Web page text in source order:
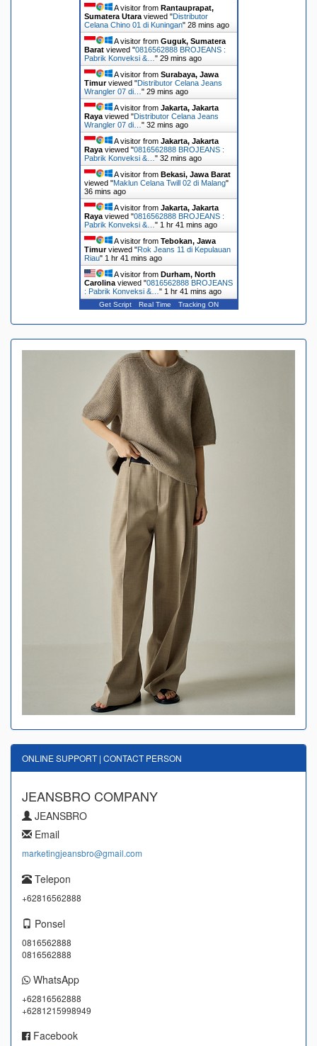
A visitor from Rantauprapat,
Sumatera Utaraviewed "Distributor
Celana Chino 01 di Kuningan" 28 mins ago
A visitor from Guguk, Sumatera
Baratviewed "0816562888 BROJEANS :
Pabrik Konveksi &… " 29 mins ago
A visitor from Surabaya, Jawa
Timurviewed "Distributor Celana Jeans
Wrangler 07 di… " 29 mins ago
A visitor from Jakarta, Jakarta
Rayaviewed "Distributor Celana Jeans
Wrangler 07 di… " 32 mins ago
A visitor from Jakarta, Jakarta
Rayaviewed "0816562888 BROJEANS :
Pabrik Konveksi &… " 32 mins ago
A visitor from Bekasi, Jawa Barat
viewed "Maklun Celana Twill 02 di Malang"
36 mins ago
A visitor from Jakarta, Jakarta
Rayaviewed "0816562888 BROJEANS :
Pabrik Konveksi &… " 1 hr 41 mins ago
A visitor from Tebokan, Jawa
Timurviewed "Rok Jeans 11 di Kepulauan
Riau" 1 hr 41 mins ago
A visitor from Durham, North
Carolinaviewed "0816562888 BROJEANS
: Pabrik Konveksi &… " 1 hr 41 mins ago
Get Script Real Time Tracking ON
ONLINE SUPPORT | CONTACT PERSON
JEANSBRO COMPANY
JEANSBRO
Email
marketingjeansbro@gmail.com
Telepon
+62816562888
Ponsel
0816562888
0816562888
WhatsApp
+62816562888
+6281215998949
Facebook